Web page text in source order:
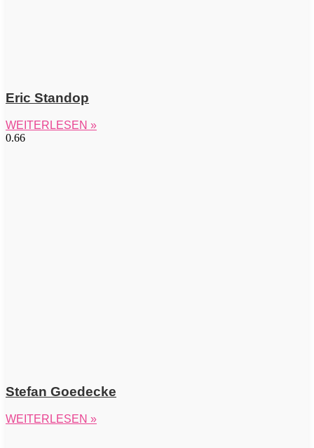
Eric Standop
WEITERLESEN »
Stefan Goedecke
WEITERLESEN »